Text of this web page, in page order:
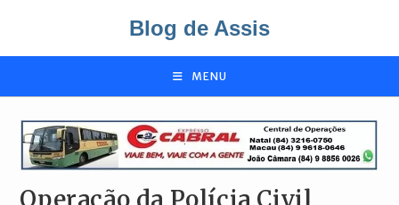
o
Blog de Assis
MENU